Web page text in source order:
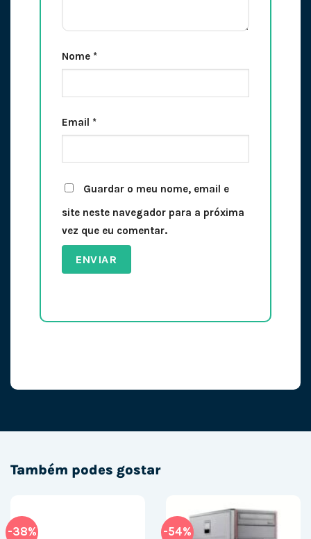
Nome *
Email *
Guardar o meu nome, email e
site neste navegador para a próxima
vez que eu comentar.
Também podes gostar
-38% -54%